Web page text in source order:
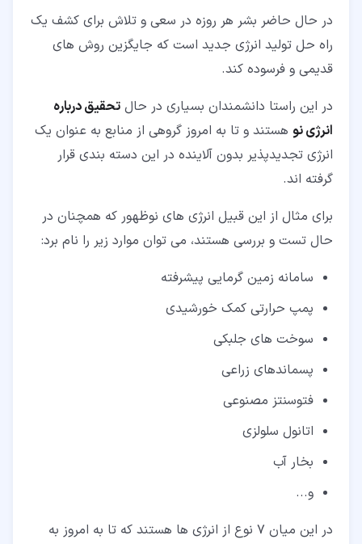
در حال حاضر بشر هر روزه در سعی و تلاش برای کشف یک
راه حل تولید انرژی جدید است که جایگزین روش های
قدیمی و فرسوده کند.
در این راستا دانشمندان بسیاری در حال تحقیق درباره
انرژی نو هستند و تا به امروز گروهی از منابع به عنوان یک
انرژی تجدیدپذیر بدون آلاینده در این دسته بندی قرار
گرفته اند.
برای مثال از این قبیل انرژی های نوظهور که همچنان در
حال تست و بررسی هستند، می توان موارد زیر را نام برد:
سامانه زمین گرمایی پیشرفته
پمپ حرارتی کمک خورشیدی
سوخت های جلبکی
پسماندهای زراعی
فتوسنتز مصنوعی
اتانول سلولزی
بخار آب
و...
در این میان 7 نوع از انرژی ها هستند که تا به امروز به